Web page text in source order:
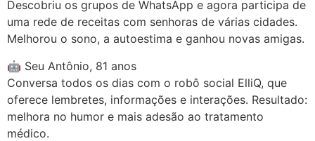
Descobriu os grupos de WhatsApp e agora participa de
uma rede de receitas com senhoras de várias cidades.
Melhorou o sono, a autoestima e ganhou novas amigas.
🤖 Seu Antônio, 81 anos
Conversa todos os dias com o robô social ElliQ, que
oferece lembretes, informações e interações. Resultado:
melhora no humor e mais adesão ao tratamento
médico.